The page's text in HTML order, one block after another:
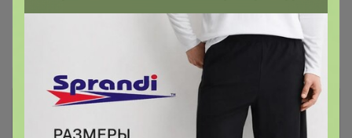
~ 10 дней
Комментарии к лотам